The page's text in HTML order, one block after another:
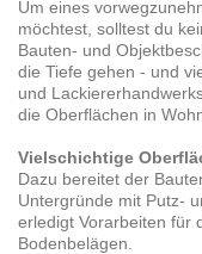
Um eines
möchtest, solltest du
Bauten- und
die Tiefe gehen - und
und
die Oberflächen in
Vielschichtige
Dazu bereitet der
Untergründe mit Putz-
erledigt Vorarbeiten für
Bodenbelägen.